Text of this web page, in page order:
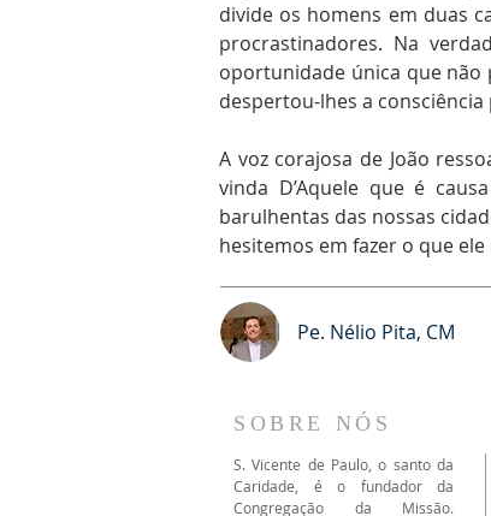
divide os homens em duas
procrastinadores. Na
oportunidade única que não
despertou-lhes a
A voz corajosa de João
vinda D’Aquele que é
barulhentas das nossas
hesitemos em fazer o que ele
Pe. Nélio Pita, CM
SOBRE NÓS
S. Vicente de Paulo, o santo da
Caridade, é o fundador da
Congregação da Missão.